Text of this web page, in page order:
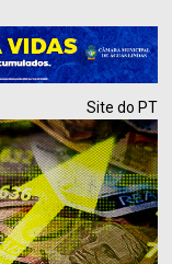
Site do PT